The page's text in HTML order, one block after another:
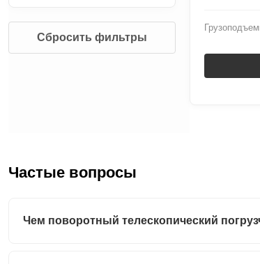
Сбросить фильтры
Частые вопросы
Чем поворотный телескопический